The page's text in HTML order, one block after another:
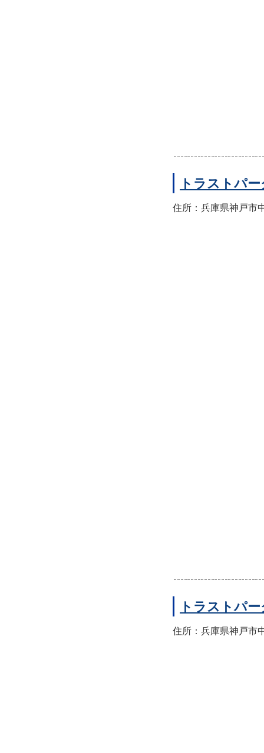
トラストパ
住所：兵庫県神戸市
トラストパ
住所：兵庫県神戸市